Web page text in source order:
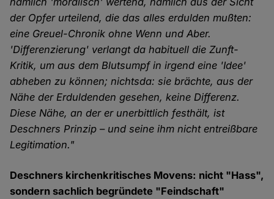
der Opfer urteilend, die das alles erdulden mußten:
eine Greuel-Chronik ohne Wenn und Aber.
'Differenzierung' verlangt da habituell die Zunft-
Kritik, um aus dem Blutsumpf in irgend eine 'Idee'
abheben zu können; nichtsda: sie brächte, aus der
Nähe der Erduldenden gesehen, keine Differenz.
Diese Nähe, an der er unerbittlich festhält, ist
Deschners Prinzip – und seine ihm nicht entreißbare
Legitimation."
Deschners kirchenkritisches Movens: nicht "Hass",
sondern sachlich begründete "Feindschaft"